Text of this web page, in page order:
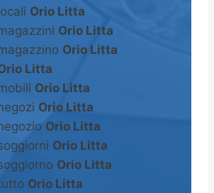
Orio Litta
Orio Litta
Orio Litta
Litta
Orio Litta
Orio Litta
Orio Litta
Orio Litta
Orio Litta
Orio Litta